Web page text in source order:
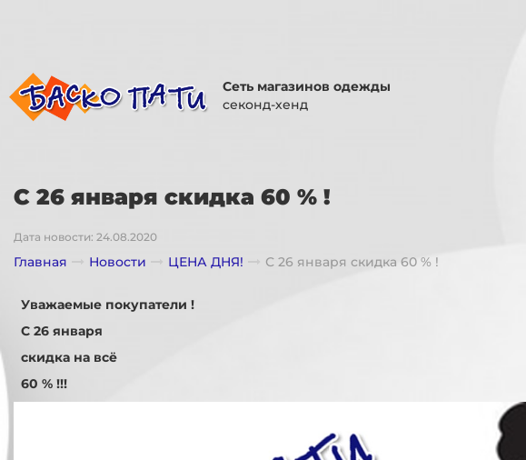
Сеть магазинов одежды
секонд-хенд
С 26 января скидка 60 % !
Дата новости: 24.08.2020
Главная Новости ЦЕНА ДНЯ! С 26 января скидка 60 % !
Уважаемые покупатели !
С 26 января
скидка на всё
60 % !!!